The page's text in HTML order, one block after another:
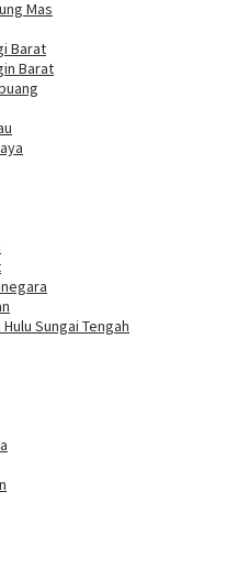
Mas
Barat
Barat
Sungai Tengah